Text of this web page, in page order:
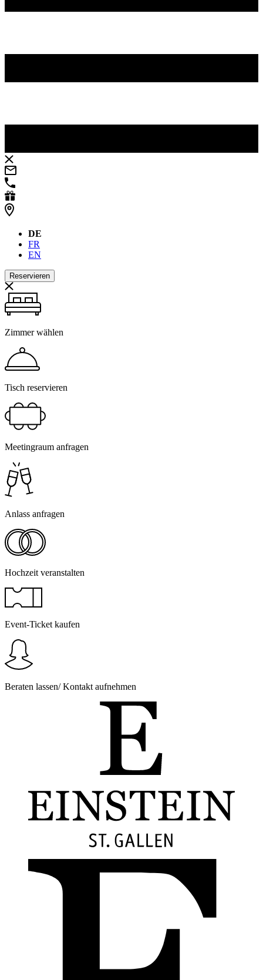
DE
FR
EN
Reservieren
Zimmer wählen
Tisch reservieren
Meetingraum anfragen
Anlass anfragen
Hochzeit veranstalten
Event-Ticket kaufen
Beraten lassen/ Kontakt aufnehmen